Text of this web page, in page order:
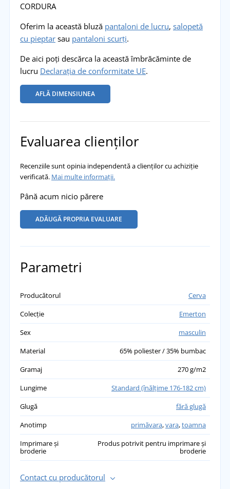
CORDURA
Oferim la această bluză pantaloni de lucru, salopetă
cu pieptarsau pantaloni scurți.
De aici poți descărca la această îmbrăcăminte de
lucru Declarația de conformitate UE.
AFLĂ DIMENSIUNEA
Evaluarea clienților
Recenziile sunt opinia independentă a clienților cu achiziție
verificată. Mai multe informații.
Până acum nicio părere
ADĂUGĂ PROPRIA EVALUARE
Parametri
Producătorul
Cerva
Colecție
Emerton
Sex
masculin
Material
65% poliester / 35% bumbac
Gramaj
270 g/m2
Lungime
Standard (înălţime 176-182 cm)
Glugă
fără glugă
Anotimp
primăvara,vara,toamna
Imprimare și
broderie
Produs potrivit pentru imprimare și
broderie
Contact cu producătorul